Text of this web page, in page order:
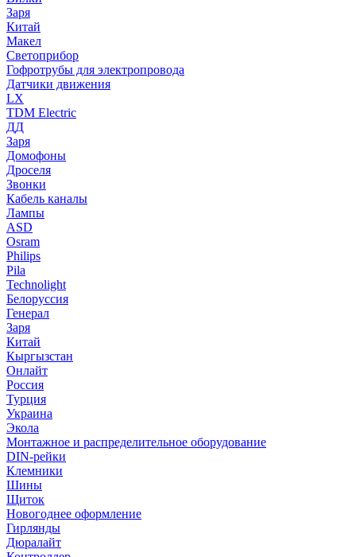
Заря
Китай
Макел
Светоприбор
Гофротрубы для электропровода
Датчики движения
LX
TDM Electric
ДД
Заря
Домофоны
Дроселя
Звонки
Кабель каналы
Лампы
ASD
Osram
Philips
Pila
Technolight
Белоруссия
Генерал
Заря
Китай
Кыргызстан
Онлайт
Россия
Турция
Украина
Экола
Монтажное и распределительное оборудование
DIN-рейки
Клемники
Шины
Щиток
Новогоднее оформление
Гирлянды
Дюралайт